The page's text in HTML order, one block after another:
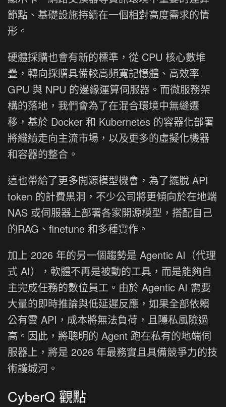
節點、基礎設施持續在一個相對高度需求的情
形。
硬體採購也會有新的標準，從 CPU 核心數堆
疊，轉向採購具備較高頻寬記憶體、高效率
GPU 與 NPU 的邊緣運算伺服器。而微服務架
構的落地，我們會為了在混合環境中無縫遷
移，基於 Docker 和 Kubernetes 的容器化部署
將繼續走向主流市場，以及更多的虛擬化機器
和容器的整合。
這也帶給了更多開源模型機會，為了擺脫 API
token 的計費黑洞，不少公司將更傾向於在地端
NAS 或伺服器上部署各家開源模型，搭配自己
的RAG、finetune 和多種實作。
加上 2026 年的另一個趨勢是 Agentic AI（代理
式 AI），軟體不再是被動的工具，而是能夠自
主完成任務的數位員工。由於 Agentic AI 需要
大量的即時推論與低延遲反應，如果全部依賴
公有雲 API，成本將無法負荷，且隱私風險過
高。因此，將聰明的 Agent 跑在私有的地端伺
服器上，將是 2026 年最務實且具備競爭力的技
術護城河。
CyberQ 觀點